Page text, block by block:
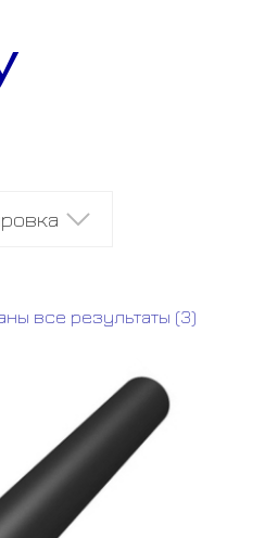
все результаты (3)